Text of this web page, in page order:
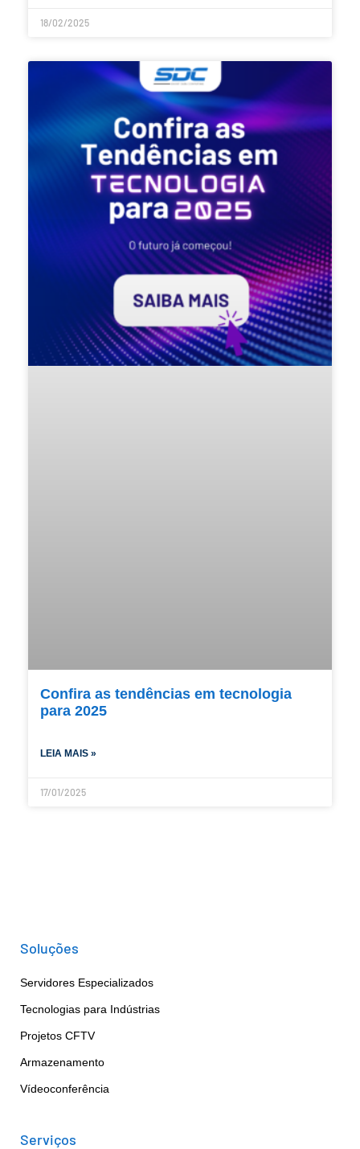
18/02/2025
Confira as tendências em tecnologia
para 2025
LEIA MAIS »
17/01/2025
Soluções
Servidores Especializados
Tecnologias para Indústrias
Projetos CFTV
Armazenamento
Vídeoconferência
Serviços